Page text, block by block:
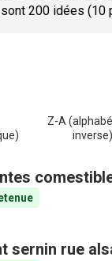
200 idées
Z-A
inverse)
sernin rue